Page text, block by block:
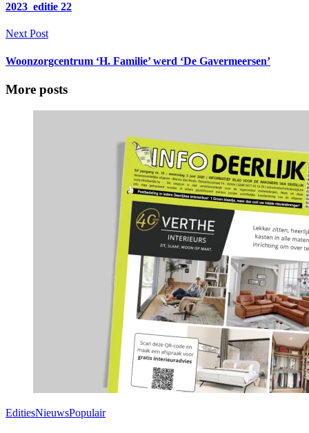
2023_editie 22
Next Post
Woonzorgcentrum ‘H. Familie’ werd ‘De Gavermeersen’
More posts
EditiesNieuwsPopulair